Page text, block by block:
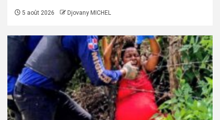
5 août 2026 Djovany MICHEL